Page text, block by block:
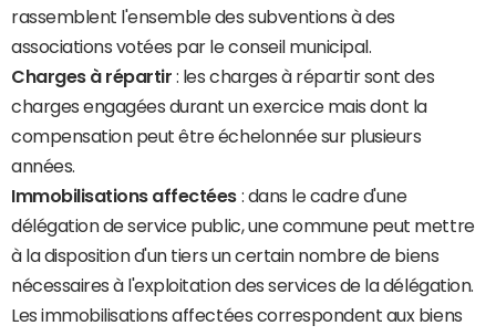
rassemblent l'ensemble des subventions à des
associations votées par le conseil municipal.
Charges à répartir : les charges à répartir sont des
charges engagées durant un exercice mais dont la
compensation peut être échelonnée sur plusieurs
années.
Immobilisations affectées : dans le cadre d'une
délégation de service public, une commune peut mettre
à la disposition d'un tiers un certain nombre de biens
nécessaires à l'exploitation des services de la délégation.
Les immobilisations affectées correspondent aux biens